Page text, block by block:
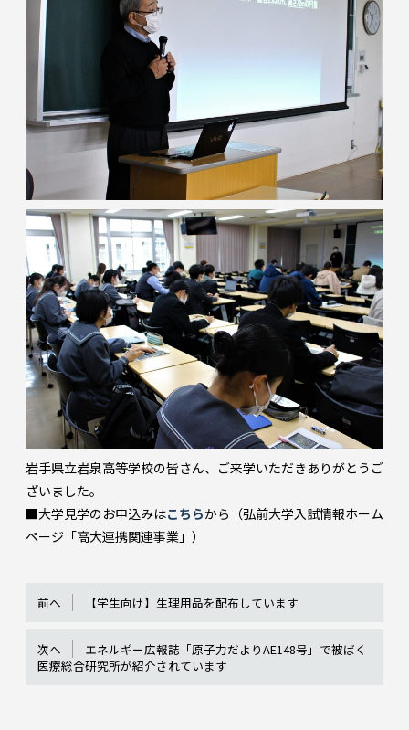
岩手県立岩泉高等学校の皆さん、ご来学いただきありがとうご
ざいました。
■大学見学のお申込みはこちらから（弘前大学入試情報ホーム
ページ「高大連携関連事業」）
前へ 【学生向け】生理用品を配布しています
次へ
エネルギー広報誌「原子力だよりAE148号」で被ばく
医療総合研究所が紹介されています